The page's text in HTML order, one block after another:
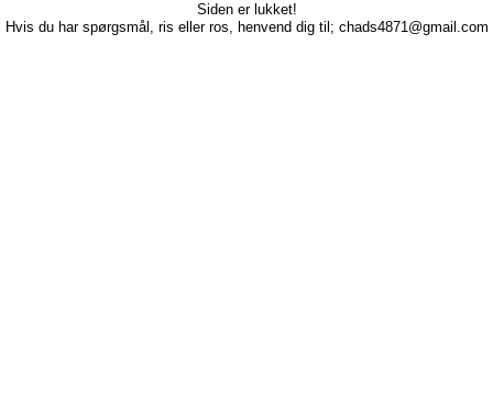
Siden er lukket!
Hvis du har spørgsmål, ris eller ros, henvend dig til; chads4871@gmail.com